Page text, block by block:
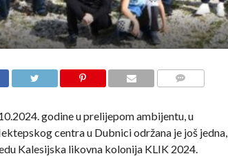
godine u prelijepom ambijentu, u
centra u Dubnici održana je još jedna,
Kalesijska likovna kolonija KLIK 2024.